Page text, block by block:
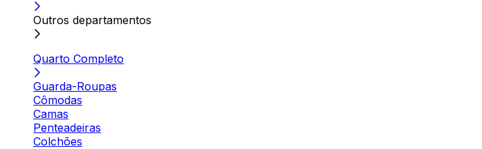
Outros departamentos
Quarto Completo
Guarda-Roupas
Cômodas
Camas
Penteadeiras
Colchões